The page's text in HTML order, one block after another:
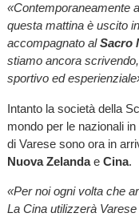
«Contemporaneamente
questa mattina è uscito
accompagnato alSacro
stiamo ancora
sportivo ed
Intanto la società della
mondo per le nazionali
di Varese sono ora in
Nuova Zelandae Cina.
«Per noi ogni volta che
La Cina utilizzerà